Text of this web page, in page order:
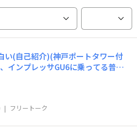
い(自己紹介)(神戸ポートタワー付
インプレッサGU6に乗ってる普通
戸ですが、今は仕事の関係で香川
経ちましたがこの車で走るのが楽
てしまいました…3回目のオイル
じです
| フリートーク